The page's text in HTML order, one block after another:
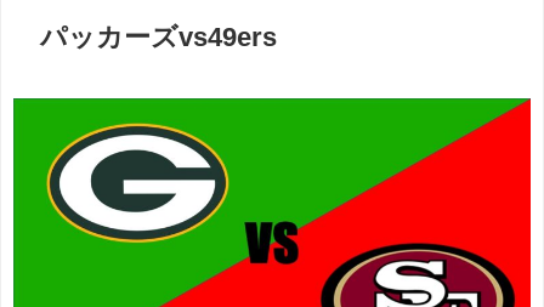
パッカーズvs49ers